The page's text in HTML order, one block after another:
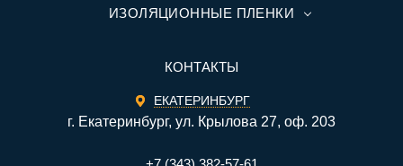
ИЗОЛЯЦИОННЫЕ ПЛЕНКИ
КОНТАКТЫ
ЕКАТЕРИНБУРГ
г. Екатеринбург, ул. Крылова 27, оф. 203